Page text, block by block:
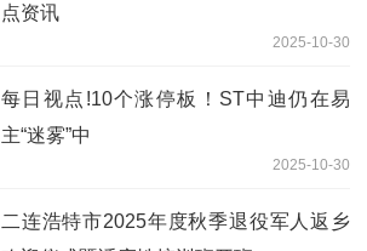
点资讯
2025-10-30
每日视点!10个涨停板！ST中迪仍在易
主“迷雾”中
2025-10-30
二连浩特市2025年度秋季退役军人返乡